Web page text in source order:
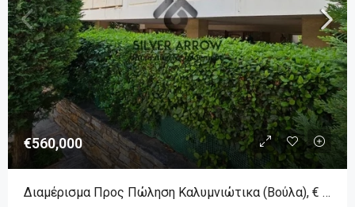
€560,000
Διαμέρισμα Προς Πώληση Καλυμνιώτικα (Βούλα), € 560.000, 172 Τ.μ.